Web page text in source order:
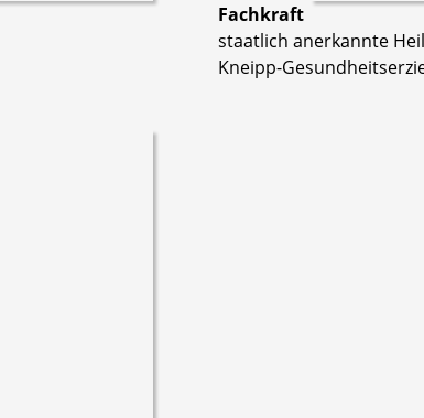
Fachkraft
staatlich anerkannte
Kneipp-